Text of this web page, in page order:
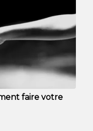
faire votre